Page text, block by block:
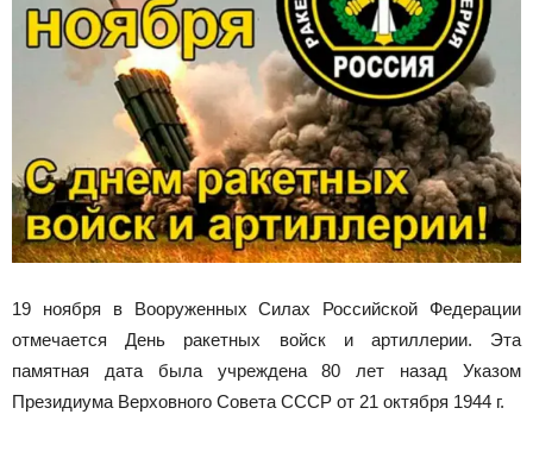
19 ноября в Вооруженных Силах Российской Федерации
отмечается День ракетных войск и артиллерии. Эта
памятная дата была учреждена 80 лет назад Указом
Президиума Верховного Совета СССР от 21 октября 1944 г.